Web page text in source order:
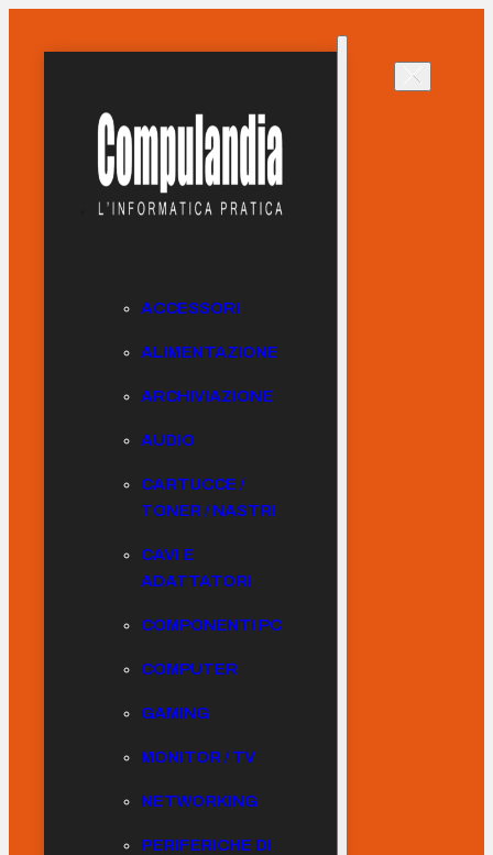
ACCESSORI
ALIMENTAZIONE
ARCHIVIAZIONE
AUDIO
CARTUCCE /
TONER / NASTRI
CAVI E
ADATTATORI
COMPONENTI PC
COMPUTER
GAMING
MONITOR / TV
NETWORKING
PERIFERICHE DI